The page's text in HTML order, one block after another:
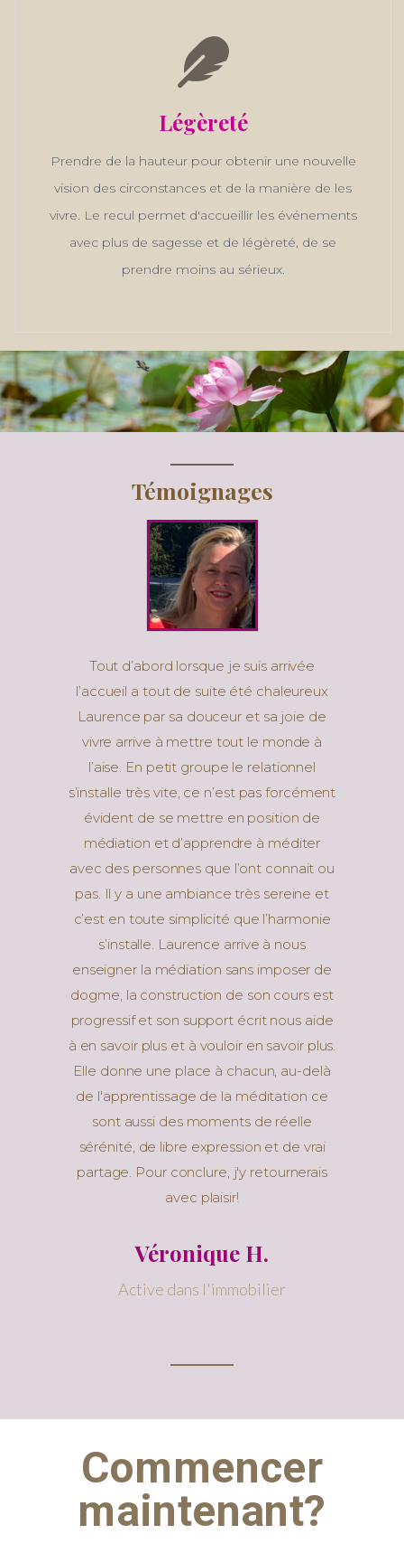
Légèreté
Prendre de la hauteur pour obtenir une nouvelle
vision des circonstances et de la manière de les
vivre. Le recul permet d'accueillir les événements
avec plus de sagesse et de légèreté, de se
prendre moins au sérieux.
Témoignages
Tout d’abord lorsque je suis arrivée
l’accueil a tout de suite été chaleureux
Laurence par sa douceur et sa joie de
vivre arrive à mettre tout le monde à
l’aise. En petit groupe le relationnel
s’installe très vite, ce n’est pas forcément
évident de se mettre en position de
médiation et d’apprendre à méditer
avec des personnes que l’ont connait ou
pas. Il y a une ambiance très sereine et
c’est en toute simplicité que l’harmonie
s’installe. Laurence arrive à nous
enseigner la médiation sans imposer de
dogme, la construction de son cours est
progressif et son support écrit nous aide
à en savoir plus et à vouloir en savoir plus.
Elle donne une place à chacun, au-delà
de l'apprentissage de la méditation ce
sont aussi des moments de réelle
sérénité, de libre expression et de vrai
partage. Pour conclure, j'y retournerais
avec plaisir!
Véronique H.
Active dans l'immobilier
Commencer
maintenant?